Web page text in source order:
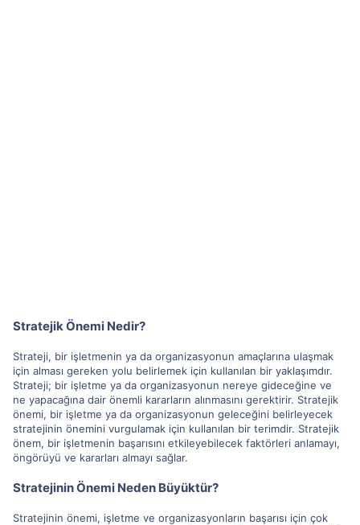
Stratejik Önemi Nedir?
Strateji, bir işletmenin ya da organizasyonun amaçlarına ulaşmak
için alması gereken yolu belirlemek için kullanılan bir yaklaşımdır.
Strateji; bir işletme ya da organizasyonun nereye gideceğine ve
ne yapacağına dair önemli kararların alınmasını gerektirir. Stratejik
önemi, bir işletme ya da organizasyonun geleceğini belirleyecek
stratejinin önemini vurgulamak için kullanılan bir terimdir. Stratejik
önem, bir işletmenin başarısını etkileyebilecek faktörleri anlamayı,
öngörüyü ve kararları almayı sağlar.
Stratejinin Önemi Neden Büyüktür?
Stratejinin önemi, işletme ve organizasyonların başarısı için çok